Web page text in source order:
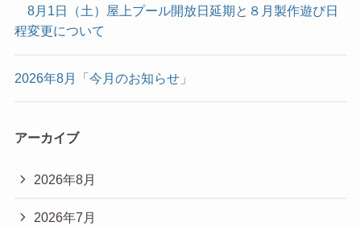
8月1日（土）屋上プール開放日延期と８月製作遊び日
程変更について
2026年8月「今月のお知らせ」
アーカイブ
2026年8月
2026年7月